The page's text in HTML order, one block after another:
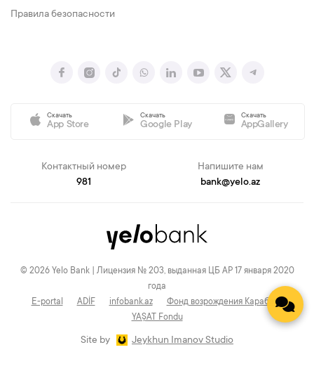
Правила безопасности
Скачать
App Store
Скачать
Google Play
Скачать
AppGallery
Контактный номер
981
Напишите нам
bank@yelo.az
© 2026 Yelo Bank | Лицензия № 203, выданная ЦБ АР 17 января 2020
года
E-portal
ADİF infobank.az
Фонд возрождения Карабаха
YAŞAT Fondu
Site by Jeykhun Imanov Studio